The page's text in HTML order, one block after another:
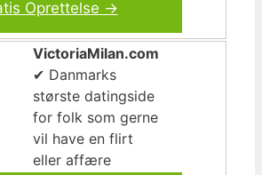
Oprettelse →
VictoriaMilan.com
✔ Danmarks
største datingside
for folk som gerne
vil have en flirt
eller affære